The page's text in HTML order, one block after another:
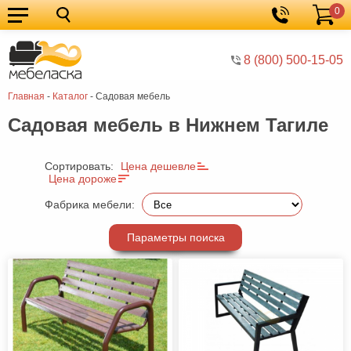
8 (800) 500-15-05
Корзина
0
Главная - Каталог - Садовая мебель
Кухонные
гарнитуры
Мебель
для
кухни
Мебель
для
спальни
Кровати
Шкафы
Детская
гостиную
Мебель
для
прихожей
Столы
Комоды
Садовая мебель в Нижнем Тагиле
Сортировать:
Цена дешевле
Цена дороже
Фабрика мебели:
Параметры поиска